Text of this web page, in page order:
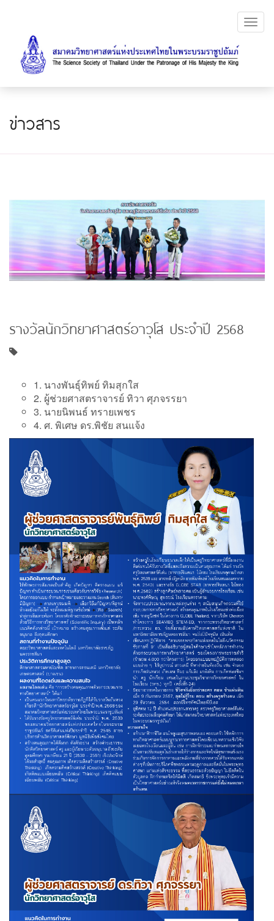
ข่าวสาร
รางวัลนักวิทยาศาสตร์อาวุโส ประจำปี 2568
1. นางพันธุ์ทิพย์ ทิมสุกใส
2. ผู้ช่วยศาสตราจารย์ ทิวา ศุภจรรยา
3. นายนิพนธ์ ทรายเพชร
4. ศ. พิเศษ ดร.พิชัย สนแจ้ง